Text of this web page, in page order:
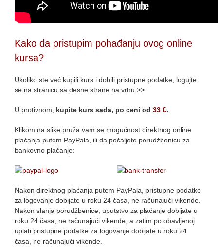
Kako da pristupim pohađanju ovog online
kursa?
Ukoliko ste već kupili kurs i dobili pristupne podatke, logujte
se na stranicu sa desne strane na vrhu >>
U protivnom, kupite kurs sada, po ceni od 33 €.
Klikom na slike pruža vam se mogućnost direktnog online
plaćanja putem PayPala, ili da pošaljete porudžbenicu za
bankovno plaćanje:
Nakon direktnog plaćanja putem PayPala, pristupne podatke
za logovanje dobijate u roku 24 časa, ne računajući vikende.
Nakon slanja porudžbenice, uputstvo za plaćanje dobijate u
roku 24 časa, ne računajući vikende, a zatim po obavljenoj
uplati pristupne podatke za logovanje dobijate u roku 24
časa, ne računajući vikende.